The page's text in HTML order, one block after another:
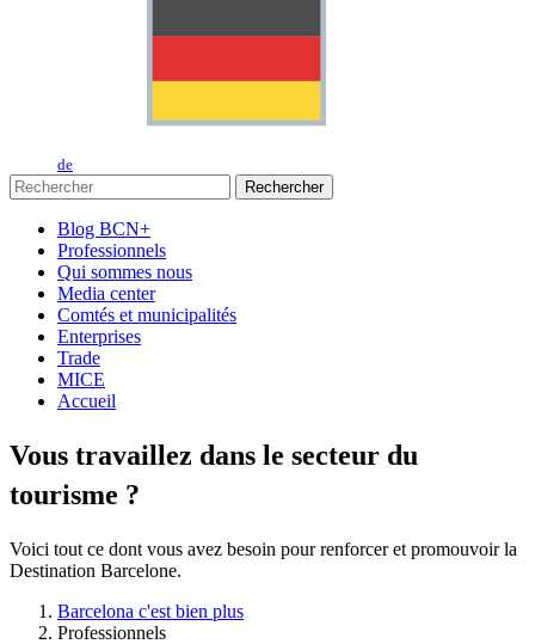
de
Rechercher
Blog BCN+
Professionnels
Qui sommes nous
Media center
Comtés et municipalités
Enterprises
Trade
MICE
Accueil
Vous travaillez dans le secteur du
tourisme ?
Voici tout ce dont vous avez besoin pour renforcer et promouvoir la
Destination Barcelone.
Barcelona c'est bien plus
Professionnels